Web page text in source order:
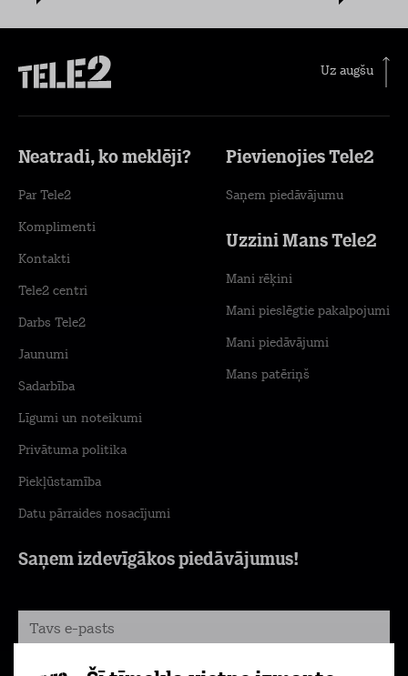
Uz augšu
Saņem izdevīgākos piedāvājumus!
Neatradi, ko meklēji?
Par Tele2
Komplimenti
Kontakti
Tele2 centri
Darbs Tele2
Jaunumi
Sadarbība
Līgumi un noteikumi
Privātuma politika
Piekļūstamība
Datu pārraides nosacījumi
Pievienojies Tele2
Saņem piedāvājumu
Uzzini Mans Tele2
Mani rēķini
Mani pieslēgtie pakalpojumi
Mani piedāvājumi
Mans patēriņš